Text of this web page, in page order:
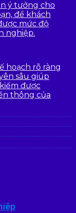
ý tưởng cho
để khách
mức độ
nghiệp.
hoạch rõ ràng
sâu giúp
được
thông của